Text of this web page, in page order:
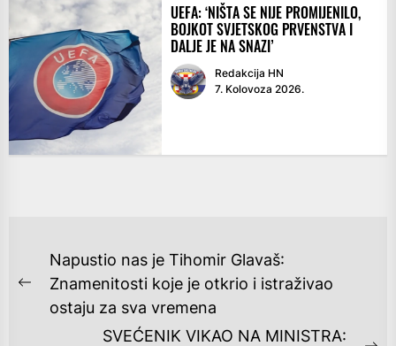
UEFA: ‘NIŠTA SE NIJE PROMIJENILO,
BOJKOT SVJETSKOG PRVENSTVA I
DALJE JE NA SNAZI’
Redakcija HN
7. Kolovoza 2026.
NAVIGACIJA
OBJAVA
Previous
post:
Napustio nas je Tihomir Glavaš:
Znamenitosti koje je otkrio i istraživao
ostaju za sva vremena
SVEĆENIK VIKAO NA MINISTRA: